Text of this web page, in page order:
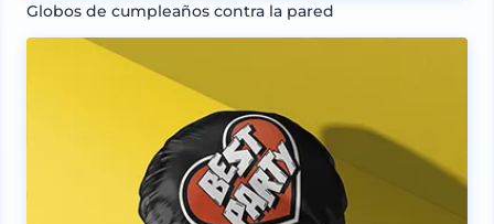
Globos de cumpleaños contra la pared